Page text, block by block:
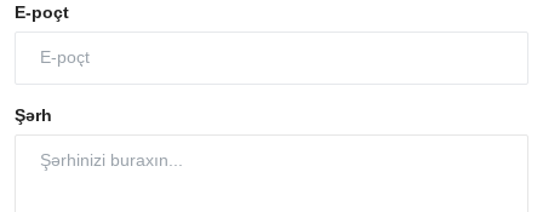
E-poçt
Şərh